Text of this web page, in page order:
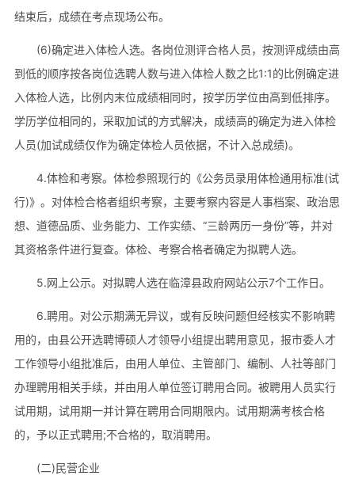
结束后，成绩在考点现场公布。
(6)确定进入体检人选。各岗位测评合格人员，按测评成绩由高
到低的顺序按各岗位选聘人数与进入体检人数之比1:1的比例确定进
入体检人选，比例内末位成绩相同时，按学历学位由高到低排序。
学历学位相同的，采取加试的方式解决，成绩高的确定为进入体检
人员(加试成绩仅作为确定体检人员依据，不计入总成绩)。
4.体检和考察。体检参照现行的《公务员录用体检通用标准(试
行)》。对体检合格者组织考察，主要考察内容是人事档案、政治思
想、道德品质、业务能力、工作实绩、“三龄两历一身份”等，并对
其资格条件进行复查。体检、考察合格者确定为拟聘人选。
5.网上公示。对拟聘人选在临漳县政府网站公示7个工作日。
6.聘用。对公示期满无异议，或有反映问题但经核实不影响聘
用的，由县公开选聘博硕人才领导小组提出聘用意见，报市委人才
工作领导小组批准后，由用人单位、主管部门、编制、人社等部门
办理聘用相关手续，并由用人单位签订聘用合同。被聘用人员实行
试用期，试用期一并计算在聘用合同期限内。试用期满考核合格
的，予以正式聘用;不合格的，取消聘用。
(二)民营企业